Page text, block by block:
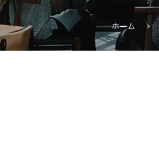
株式情報
財務・業績情報
IRイベント
ホーム